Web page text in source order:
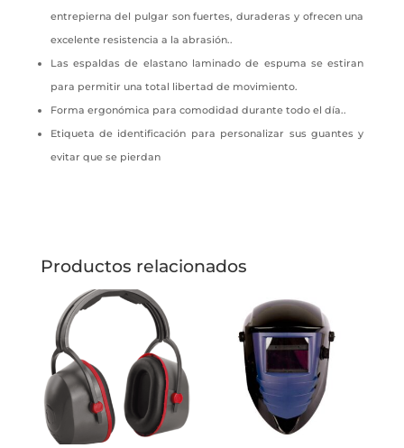
entrepierna del pulgar son fuertes, duraderas y ofrecen una
excelente resistencia a la abrasión..
Las espaldas de elastano laminado de espuma se estiran
para permitir una total libertad de movimiento.
Forma ergonómica para comodidad durante todo el día..
Etiqueta de identificación para personalizar sus guantes y
evitar que se pierdan
Productos relacionados